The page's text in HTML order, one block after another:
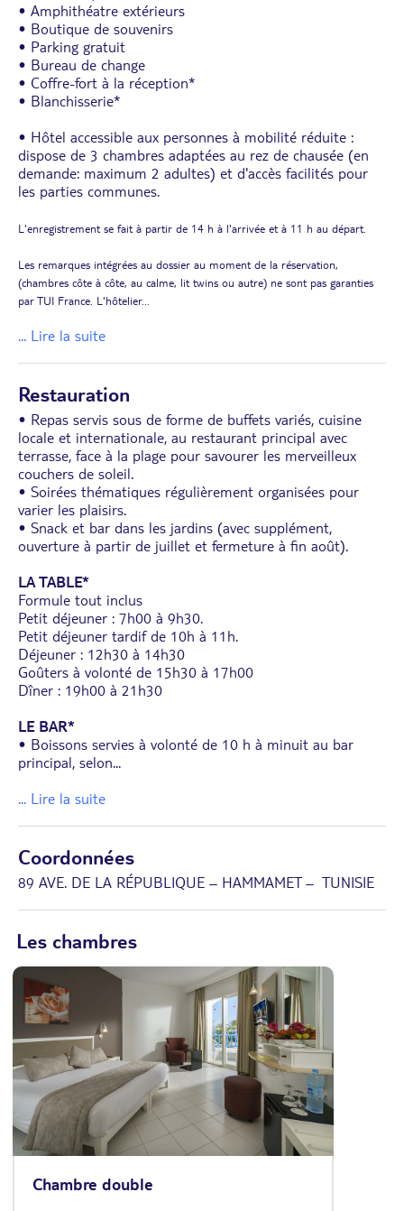
• Amphithéatre extérieurs
• Boutique de souvenirs
• Parking gratuit
• Bureau de change
• Coffre-fort à la réception*
• Blanchisserie*
• Hôtel accessible aux personnes à mobilité réduite :
dispose de 3 chambres adaptées au rez de chausée (en
demande: maximum 2 adultes) et d'accès facilités pour
les parties communes.
L'enregistrement se fait à partir de 14 h à l'arrivée et à 11 h au départ.
Les remarques intégrées au dossier au moment de la réservation,
(chambres côte à côte, au calme, lit twins ou autre) ne sont pas garanties
par TUI France. L'hôtelier...
... Lire la suite
Restauration
• Repas servis sous de forme de buffets variés, cuisine
locale et internationale, au restaurant principal avec
terrasse, face à la plage pour savourer les merveilleux
couchers de soleil.
• Soirées thématiques régulièrement organisées pour
varier les plaisirs.
• Snack et bar dans les jardins (avec supplément,
ouverture à partir de juillet et fermeture à fin août).
LA TABLE*
Formule tout inclus
Petit déjeuner : 7h00 à 9h30.
Petit déjeuner tardif de 10h à 11h.
Déjeuner : 12h30 à 14h30
Goûters à volonté de 15h30 à 17h00
Dîner : 19h00 à 21h30
LE BAR*
• Boissons servies à volonté de 10 h à minuit au bar
principal, selon...
... Lire la suite
Coordonnées
89 AVE. DE LA RÉPUBLIQUE – HAMMAMET – TUNISIE
Les chambres
Chambre double